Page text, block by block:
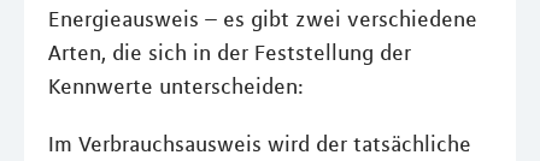
Energieausweis – es gibt zwei verschiedene
Arten, die sich in der Feststellung der
Kennwerte unterscheiden:
Im Verbrauchsausweis wird der tatsächliche